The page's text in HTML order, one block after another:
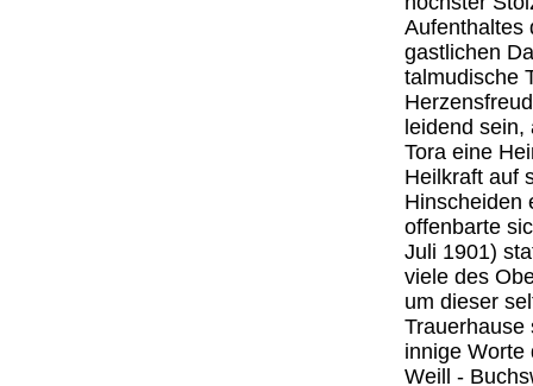
Aufenthaltes
gastlichen
talmudische
leidend
Tora eine
Heilkraft auf
Hinscheiden
offenbarte
Juli 1901)
viele des
um dieser
Trauerhause
innige Worte
Weill -